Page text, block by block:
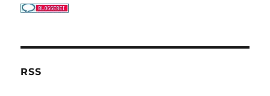
RSS